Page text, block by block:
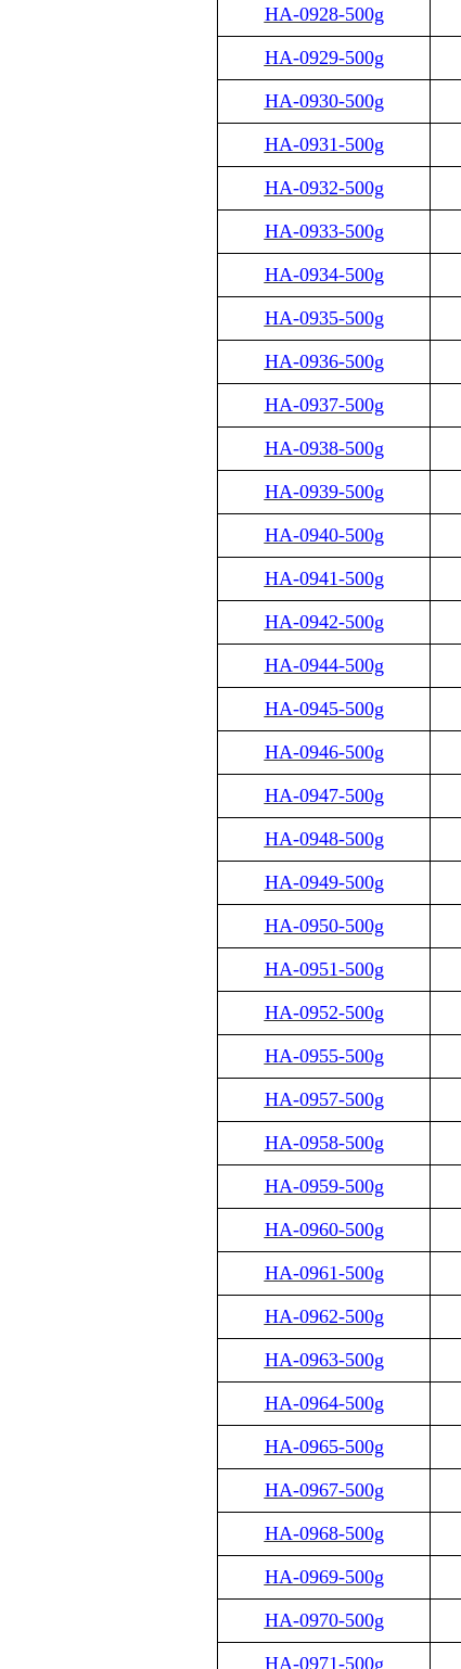
HA-0928-500g
HA-0929-500g
HA-0930-500g
HA-0931-500g
HA-0932-500g
HA-0933-500g
HA-0934-500g
HA-0935-500g
HA-0936-500g
HA-0937-500g
HA-0938-500g
HA-0939-500g
HA-0940-500g
HA-0941-500g
HA-0942-500g
HA-0944-500g
HA-0945-500g
HA-0946-500g
HA-0947-500g
HA-0948-500g
HA-0949-500g
HA-0950-500g
HA-0951-500g
HA-0952-500g
HA-0955-500g
HA-0957-500g
HA-0958-500g
HA-0959-500g
HA-0960-500g
HA-0961-500g
HA-0962-500g
HA-0963-500g
HA-0964-500g
HA-0965-500g
HA-0967-500g
HA-0968-500g
HA-0969-500g
HA-0970-500g
HA-0971-500g